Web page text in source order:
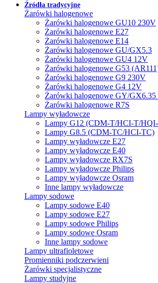
Źródła tradycyjne
Żarówki halogenowe
Żarówki halogenowe GU10 230V
Żarówki halogenowe E27
Żarówki halogenowe E14
Żarówki halogenowe GU/GX5.3
Żarówki halogenowe GU4 12V
Żarówki halogenowe G53
Żarówki halogenowe G9 230V
Żarówki halogenowe G4 12V
Żarówki halogenowe GY/
Żarówki halogenowe R7S
Lampy wyładowcze
Lampy G12 (CDM-T/HCI-T/
Lampy G8.5 (CDM-TC/HCI-TC)
Lampy wyładowcze E27
Lampy wyładowcze E40
Lampy wyładowcze RX7S
Lampy wyładowcze Philips
Lampy wyładowcze Osram
Inne lampy wyładowcze
Lampy sodowe
Lampy sodowe E40
Lampy sodowe E27
Lampy sodowe Philips
Lampy sodowe Osram
Inne lampy sodowe
Lampy ultrafioletowe
Promienniki podczerwieni
Żarówki specjalistyczne
Lampy studyjne